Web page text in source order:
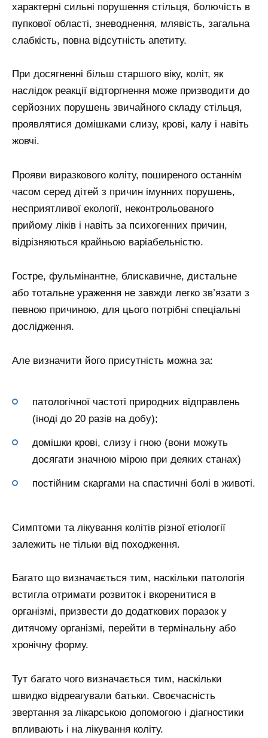
характерні сильні порушення стільця, болючість в
пупкової області, зневоднення, млявість, загальна
слабкість, повна відсутність апетиту.
При досягненні більш старшого віку, коліт, як
наслідок реакції відторгнення може призводити до
серйозних порушень звичайного складу стільця,
проявлятися домішками слизу, крові, калу і навіть
жовчі.
Прояви виразкового коліту, поширеного останнім
часом серед дітей з причин імунних порушень,
несприятливої екології, неконтрольованого
прийому ліків і навіть за психогенних причин,
відрізняються крайньою варіабельністю.
Гостре, фульмінантне, блискавичне, дистальне
або тотальне ураження не завжди легко зв’язати з
певною причиною, для цього потрібні спеціальні
дослідження.
Але визначити його присутність можна за:
патологічної частоті природних відправлень
(іноді до 20 разів на добу);
домішки крові, слизу і гною (вони можуть
досягати значною мірою при деяких станах)
постійним скаргами на спастичні болі в животі.
Симптоми та лікування колітів різної етіології
залежить не тільки від походження.
Багато що визначається тим, наскільки патологія
встигла отримати розвиток і вкоренитися в
організмі, призвести до додаткових поразок у
дитячому організмі, перейти в термінальну або
хронічну форму.
Тут багато чого визначається тим, наскільки
швидко відреагували батьки. Своєчасність
звертання за лікарською допомогою і діагностики
впливають і на лікування коліту.